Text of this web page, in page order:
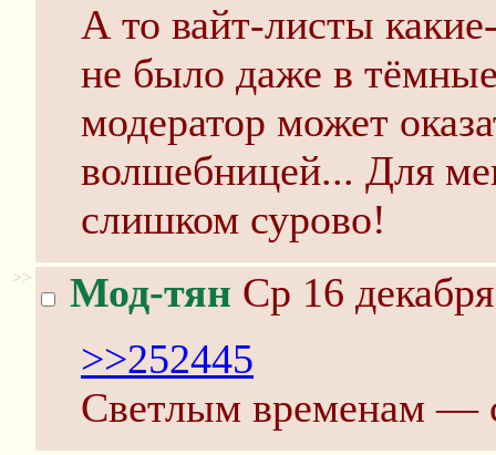
А то вайт-листы
не было даже в
модератор может
волшебницей... Для
слишком сурово!
>> Мод-тян Ср 16
>>252445
Светлым временам —